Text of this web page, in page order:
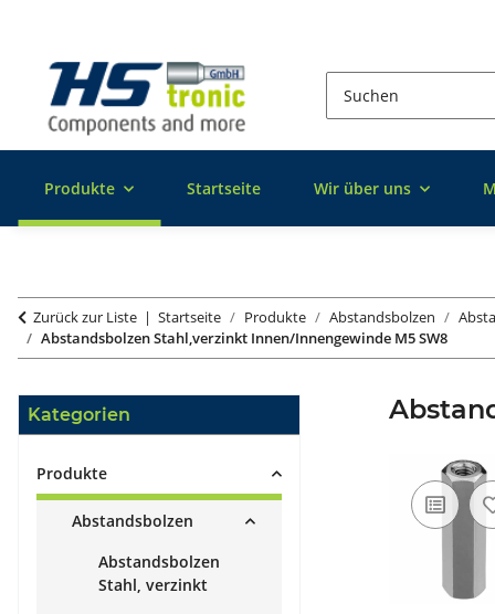
Produkte Startseite Wir über uns
Zurück zur Liste Startseite Produkte Abstandsbolzen
Abstandsbolzen Stahl,verzinkt Innen/Innengewinde M5 SW8
Kategorien
Produkte
Abstandsbolzen
Abstandsbolzen
Stahl, verzinkt